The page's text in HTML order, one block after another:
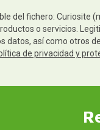
del fichero: Curiosite
o servicios.
datos, así como otros
de privacidad y